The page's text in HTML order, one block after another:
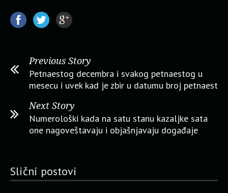
Previous Story
Petnaestog decembra i svakog petnaestog u
mesecu i uvek kad je zbir u datumu broj petnaest
Next Story
Numerološki kada na satu stanu kazaljke sata
one nagoveštavaju i objašnjavaju događaje
Slični postovi